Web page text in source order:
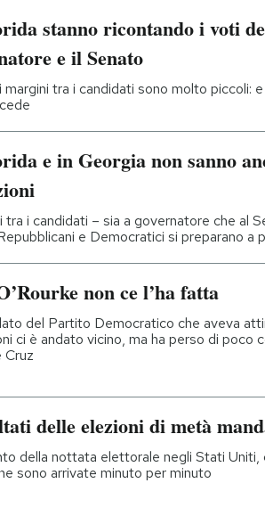
stanno ricontando i voti
e il Senato
margini tra i candidati sono molto piccoli:
e in Georgia non sanno
tra i candidati – sia a governatore che al
e Democratici si preparano a
non ce l’ha fatta
del Partito Democratico che aveva
ci è andato vicino, ma ha perso di poco
Cruz
delle elezioni di metà
della nottata elettorale negli Stati Uniti,
sono arrivate minuto per minuto